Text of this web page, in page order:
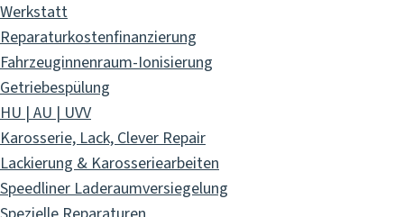
Werkstatt
Reparaturkostenfinanzierung
Fahrzeuginnenraum-Ionisierung
Getriebespülung
HU | AU | UVV
Karosserie, Lack, Clever Repair
Lackierung & Karosseriearbeiten
Speedliner Laderaumversiegelung